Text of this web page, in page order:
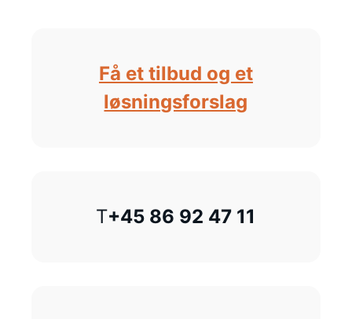
Få et tilbud og et
løsningsforslag
T+45 86 92 47 11